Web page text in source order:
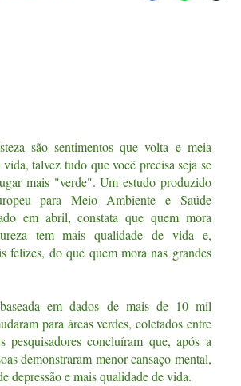
são sentimentos que volta e meia
vida, talvez tudo que você precisa seja se
mais "verde". Um estudo produzido
para Meio Ambiente e Saúde
em abril, constata que quem mora
tem mais qualidade de vida e,
felizes, do que quem mora nas grandes
em dados de mais de 10 mil
para áreas verdes, coletados entre
pesquisadores concluíram que, após a
demonstraram menor cansaço mental,
depressão e mais qualidade de vida.